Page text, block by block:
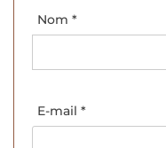
Nom *
E-mail *